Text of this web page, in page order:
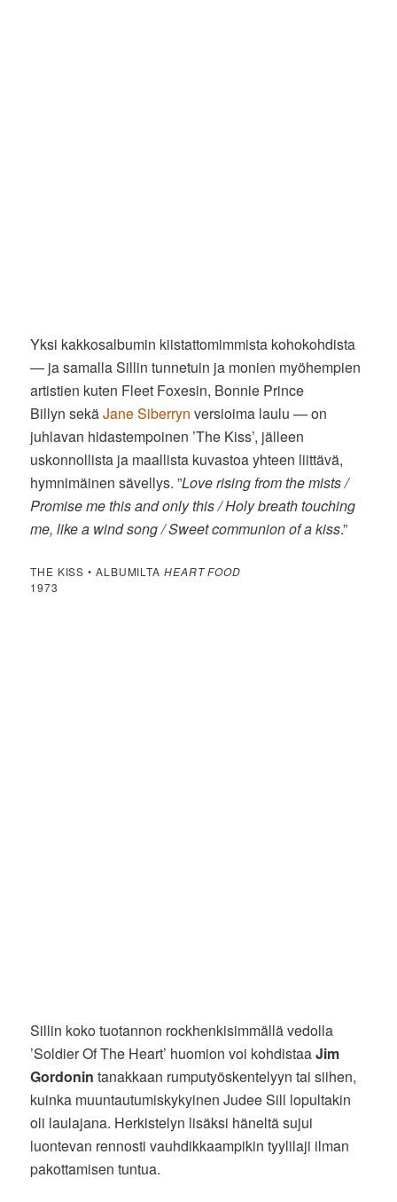
Yksi kakkosalbumin kiistattomimmista kohokohdista
— ja samalla Sillin tunnetuin ja monien myöhempien
artistien kuten Fleet Foxesin, Bonnie Prince
Billyn sekäJane Siberryn versioima laulu — on
juhlavan hidastempoinen ’The Kiss’, jälleen
uskonnollista ja maallista kuvastoa yhteen liittävä,
hymnimäinen sävellys. ”Love rising from the mists /
Promise me this and only this / Holy breath touching
me, like a wind song / Sweet communion of a kiss.”
THE KISS • ALBUMILTA HEART FOOD
1973
Sillin koko tuotannon rockhenkisimmällä vedolla
’Soldier Of The Heart’ huomion voi kohdistaaJim
Gordonin tanakkaan rumputyöskentelyyn tai siihen,
kuinka muuntautumiskykyinen Judee Sill lopultakin
oli laulajana. Herkistelyn lisäksi häneltä sujui
luontevan rennosti vauhdikkaampikin tyylilaji ilman
pakottamisen tuntua.